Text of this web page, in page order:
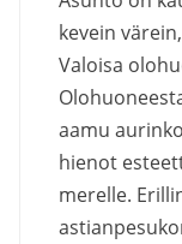
kevein
Valoisa
aamu
hienot
merelle.